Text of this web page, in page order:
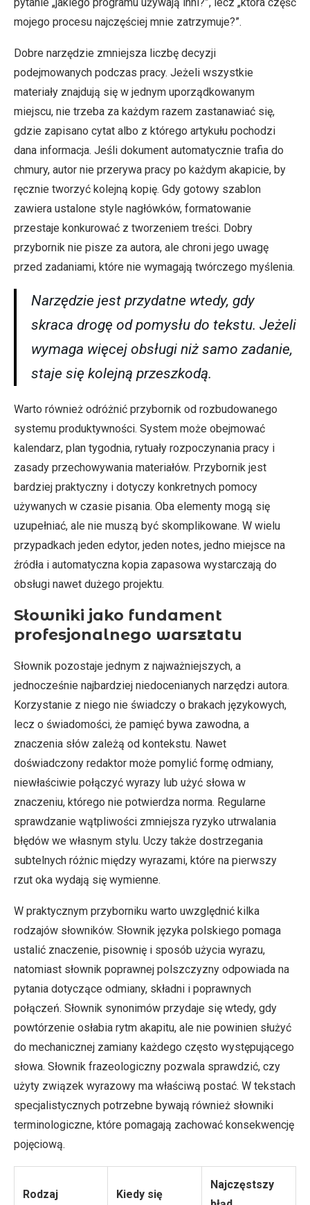
mojego procesu najczęściej mnie zatrzymuje?”.
Dobre narzędzie zmniejsza liczbę decyzji
podejmowanych podczas pracy. Jeżeli wszystkie
materiały znajdują się w jednym uporządkowanym
miejscu, nie trzeba za każdym razem zastanawiać się,
gdzie zapisano cytat albo z którego artykułu pochodzi
dana informacja. Jeśli dokument automatycznie trafia do
chmury, autor nie przerywa pracy po każdym akapicie, by
ręcznie tworzyć kolejną kopię. Gdy gotowy szablon
zawiera ustalone style nagłówków, formatowanie
przestaje konkurować z tworzeniem treści. Dobry
przybornik nie pisze za autora, ale chroni jego uwagę
przed zadaniami, które nie wymagają twórczego myślenia.
Narzędzie jest przydatne wtedy, gdy
skraca drogę od pomysłu do tekstu. Jeżeli
wymaga więcej obsługi niż samo zadanie,
staje się kolejną przeszkodą.
Warto również odróżnić przybornik od rozbudowanego
systemu produktywności. System może obejmować
kalendarz, plan tygodnia, rytuały rozpoczynania pracy i
zasady przechowywania materiałów. Przybornik jest
bardziej praktyczny i dotyczy konkretnych pomocy
używanych w czasie pisania. Oba elementy mogą się
uzupełniać, ale nie muszą być skomplikowane. W wielu
przypadkach jeden edytor, jeden notes, jedno miejsce na
źródła i automatyczna kopia zapasowa wystarczają do
obsługi nawet dużego projektu.
Słowniki jako fundament
profesjonalnego warsztatu
Słownik pozostaje jednym z najważniejszych, a
jednocześnie najbardziej niedocenianych narzędzi autora.
Korzystanie z niego nie świadczy o brakach językowych,
lecz o świadomości, że pamięć bywa zawodna, a
znaczenia słów zależą od kontekstu. Nawet
doświadczony redaktor może pomylić formę odmiany,
niewłaściwie połączyć wyrazy lub użyć słowa w
znaczeniu, którego nie potwierdza norma. Regularne
sprawdzanie wątpliwości zmniejsza ryzyko utrwalania
błędów we własnym stylu. Uczy także dostrzegania
subtelnych różnic między wyrazami, które na pierwszy
rzut oka wydają się wymienne.
W praktycznym przyborniku warto uwzględnić kilka
rodzajów słowników. Słownik języka polskiego pomaga
ustalić znaczenie, pisownię i sposób użycia wyrazu,
natomiast słownik poprawnej polszczyzny odpowiada na
pytania dotyczące odmiany, składni i poprawnych
połączeń. Słownik synonimów przydaje się wtedy, gdy
powtórzenie osłabia rytm akapitu, ale nie powinien służyć
do mechanicznej zamiany każdego często występującego
słowa. Słownik frazeologiczny pozwala sprawdzić, czy
użyty związek wyrazowy ma właściwą postać. W tekstach
specjalistycznych potrzebne bywają również słowniki
terminologiczne, które pomagają zachować konsekwencję
pojęciową.
Rodzaj Kiedy się
Najczęstszy